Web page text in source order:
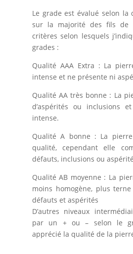
Le grade est évalué selon la
sur la majorité des fils de
critères selon lesquels
grades :
Qualité AAA Extra : La
intense et ne présente ni
Qualité AA très bonne : La
d’aspérités ou inclusions
intense.
Qualité A bonne : La
qualité, cependant elle
défauts, inclusions ou
Qualité AB moyenne : La
moins homogène, plus
défauts et aspérités
D’autres niveaux
par un + ou – selon le
apprécié la qualité de la